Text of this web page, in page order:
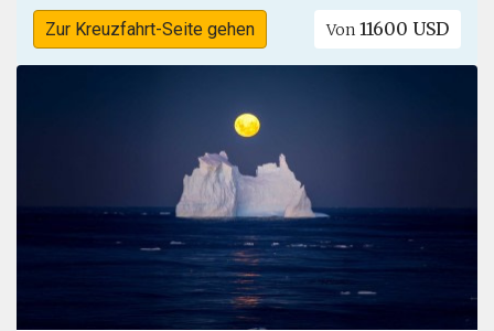
Zur Kreuzfahrt-Seite gehen Von 11600 USD